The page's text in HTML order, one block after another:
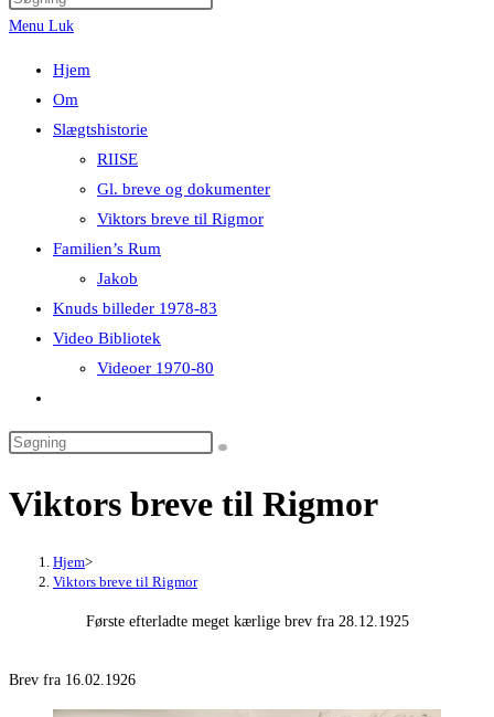
search
Menu Luk
Hjem
Om
Slægtshistorie
RIISE
Gl. breve og dokumenter
Viktors breve til Rigmor
Familien’s Rum
Jakob
Knuds billeder 1978-83
Video Bibliotek
Videoer 1970-80
search
Viktors breve til Rigmor
Hjem>
Viktors breve til Rigmor
Første efterladte meget kærlige brev fra 28.12.1925
Brev fra 16.02.1926